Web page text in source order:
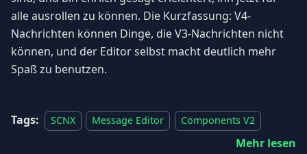
alle ausrollen zu können. Die Kurzfassung: V4-
Nachrichten können Dinge, die V3-Nachrichten nicht
können, und der Editor selbst macht deutlich mehr
Spaß zu benutzen.
Tags: SCNX Message Editor Components V2
Mehr lesen